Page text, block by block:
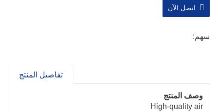
°C~15°C large than the ambient temperature).
compresor de aire
4.Safe,liable,smooth operation,little noise
5.The clever manipulate system truely fulfill
the continuous cooperation barring man work.
compresor de aire
اتصل الآن
سهم:
تفاصيل المنتج
وصف المنتج
High-quality air